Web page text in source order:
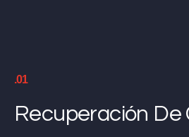
.01
Recuperación De